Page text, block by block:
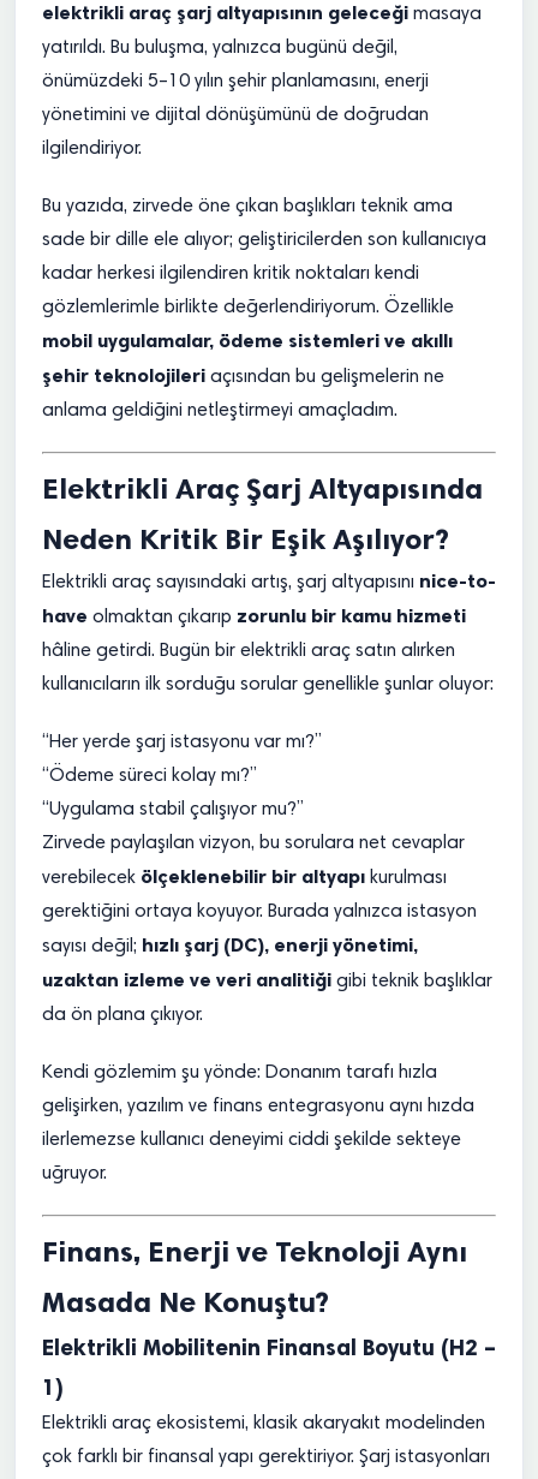
elektrikli araç şarj altyapısının geleceği masaya
yatırıldı. Bu buluşma, yalnızca bugünü değil,
önümüzdeki 5–10 yılın şehir planlamasını, enerji
yönetimini ve dijital dönüşümünü de doğrudan
ilgilendiriyor.
Bu yazıda, zirvede öne çıkan başlıkları teknik ama
sade bir dille ele alıyor; geliştiricilerden son kullanıcıya
kadar herkesi ilgilendiren kritik noktaları kendi
gözlemlerimle birlikte değerlendiriyorum. Özellikle
mobil uygulamalar, ödeme sistemleri ve akıllı
şehir teknolojileri açısından bu gelişmelerin ne
anlama geldiğini netleştirmeyi amaçladım.
Elektrikli Araç Şarj Altyapısında
Neden Kritik Bir Eşik Aşılıyor?
Elektrikli araç sayısındaki artış, şarj altyapısını nice-to-
have olmaktan çıkarıp zorunlu bir kamu hizmeti
hâline getirdi. Bugün bir elektrikli araç satın alırken
kullanıcıların ilk sorduğu sorular genellikle şunlar oluyor:
“Her yerde şarj istasyonu var mı?”
“Ödeme süreci kolay mı?”
“Uygulama stabil çalışıyor mu?”
Zirvede paylaşılan vizyon, bu sorulara net cevaplar
verebilecek ölçeklenebilir bir altyapı kurulması
gerektiğini ortaya koyuyor. Burada yalnızca istasyon
sayısı değil; hızlı şarj (DC), enerji yönetimi,
uzaktan izleme ve veri analitiği gibi teknik başlıklar
da ön plana çıkıyor.
Kendi gözlemim şu yönde: Donanım tarafı hızla
gelişirken, yazılım ve finans entegrasyonu aynı hızda
ilerlemezse kullanıcı deneyimi ciddi şekilde sekteye
uğruyor.
Finans, Enerji ve Teknoloji Aynı
Masada Ne Konuştu?
Elektrikli Mobilitenin Finansal Boyutu (H2 –
1)
Elektrikli araç ekosistemi, klasik akaryakıt modelinden
çok farklı bir finansal yapı gerektiriyor. Şarj istasyonları